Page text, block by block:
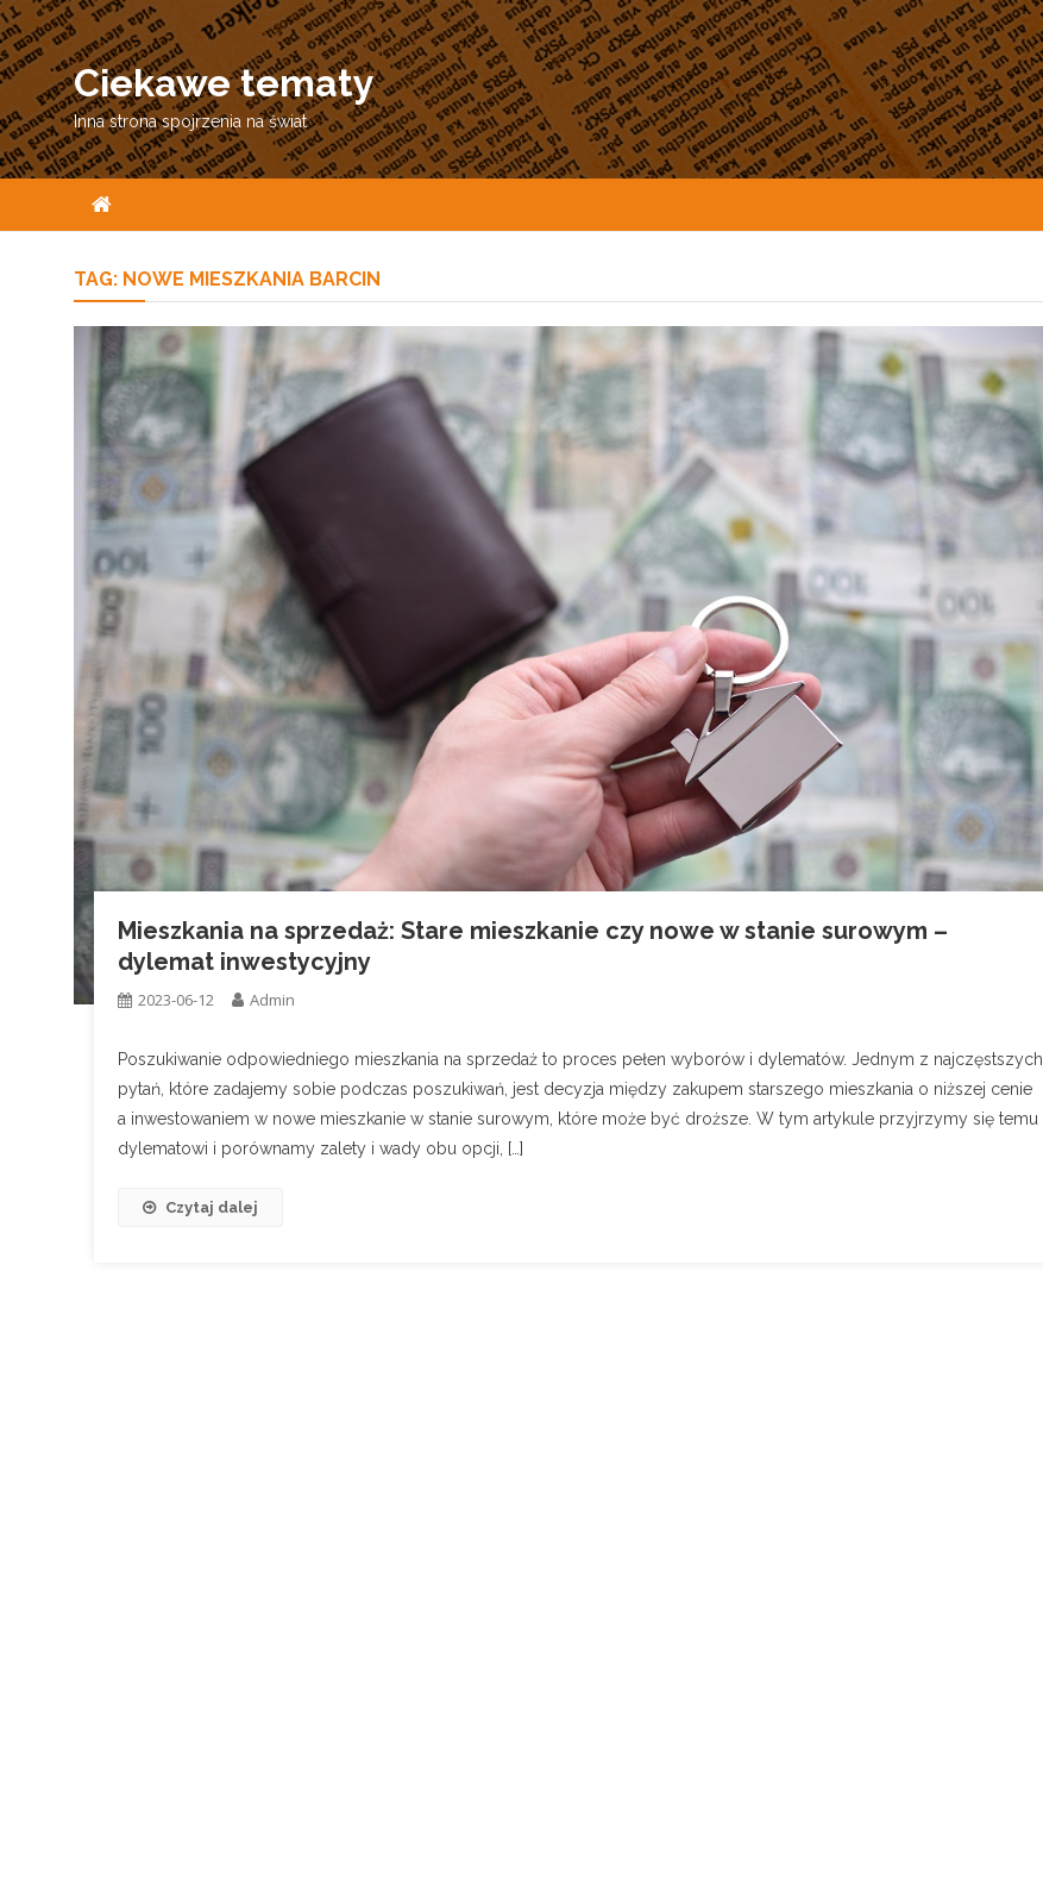
Skip
to
content
Ciekawe tematy
Inna strona spojrzenia na świat
TAG: NOWE MIESZKANIA BARCIN
Mieszkania na sprzedaż: Stare mieszkanie czy nowe w stanie surowym –
dylemat inwestycyjny
2023-06-12 Admin
Poszukiwanie odpowiedniego mieszkania na sprzedaż to proces pełen wyborów i dylematów. Jednym z najczęstszych
pytań, które zadajemy sobie podczas poszukiwań, jest decyzja między zakupem starszego mieszkania o niższej cenie
a inwestowaniem w nowe mieszkanie w stanie surowym, które może być droższe. W tym artykule przyjrzymy się temu
dylematowi i porównamy zalety i wady obu opcji, […]
Czytaj dalej